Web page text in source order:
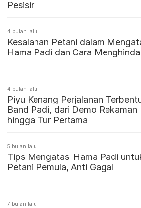
Pesisir
4 bulan lalu
Kesalahan Petani dalam
Hama Padi dan Cara
4 bulan lalu
Piyu Kenang Perjalanan
Band Padi, dari Demo Rekaman
hingga Tur Pertama
5 bulan lalu
Tips Mengatasi Hama Padi
Petani Pemula, Anti Gagal
7 bulan lalu